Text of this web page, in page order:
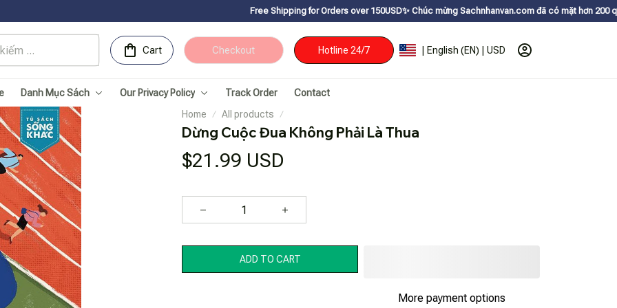
Free Shipping for Orders over 150USDㅤ✨ Chúc mừng Sachnhanvan.com đã có mặt hơn 200 quốc gia như
Cart Checkout Hotline 24/7 | English (EN) | USD
Danh Mục Sách Our Privacy Policy Track Order
Contact
Home
All products
Dừng Cuộc Đua Không Phải Là Thua
$21.99 USD
ADD TO CART
More payment options